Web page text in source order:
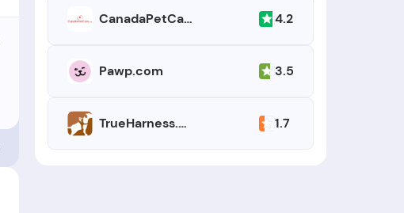
CanadaPetCare.com 4.2
Pawp.com 3.5
TrueHarness.com 1.7